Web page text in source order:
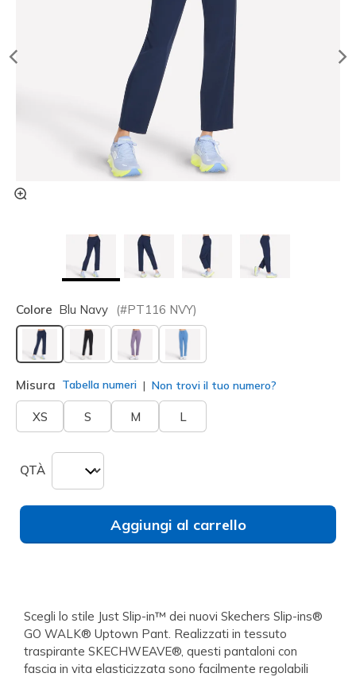
Colore Blu Navy (#PT116 NVY)
selezionato
Misura Tabella numeri Non trovi il tuo numero?
XS S M L
QTÀ
Aggiungi al carrello
Scegli lo stile Just Slip-in™ dei nuovi Skechers Slip-ins®
GO WALK® Uptown Pant. Realizzati in tessuto
traspirante SKECHWEAVE®, questi pantaloni con
fascia in vita elasticizzata sono facilmente regolabili